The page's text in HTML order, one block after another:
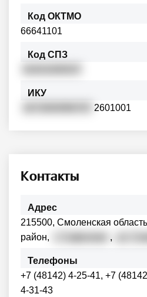
Код ОКТМО
66641101
Код СПЗ
ИКУ
2601001
Контакты
Адрес
215500, Смоленская
район,
,
Телефоны
+7 (48142) 4-25-41, +7
4-31-43